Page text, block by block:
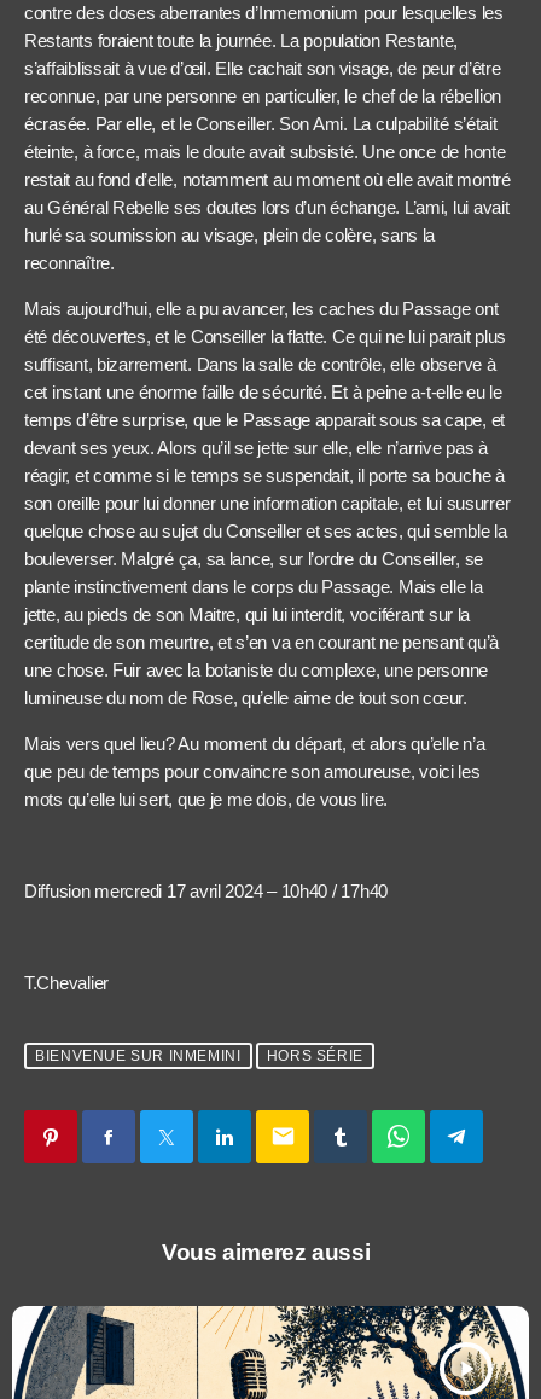
contre des doses aberrantes d’Inmemonium pour lesquelles les
Restants foraient toute la journée. La population Restante,
s’affaiblissait à vue d’œil. Elle cachait son visage, de peur d’être
reconnue, par une personne en particulier, le chef de la rébellion
écrasée. Par elle, et le Conseiller. Son Ami. La culpabilité s’était
éteinte, à force, mais le doute avait subsisté. Une once de honte
restait au fond d’elle, notamment au moment où elle avait montré
au Général Rebelle ses doutes lors d’un échange. L’ami, lui avait
hurlé sa soumission au visage, plein de colère, sans la
reconnaître.
Mais aujourd’hui, elle a pu avancer, les caches du Passage ont
été découvertes, et le Conseiller la flatte. Ce qui ne lui parait plus
suffisant, bizarrement. Dans la salle de contrôle, elle observe à
cet instant une énorme faille de sécurité. Et à peine a-t-elle eu le
temps d’être surprise, que le Passage apparait sous sa cape, et
devant ses yeux. Alors qu’il se jette sur elle, elle n’arrive pas à
réagir, et comme si le temps se suspendait, il porte sa bouche à
son oreille pour lui donner une information capitale, et lui susurrer
quelque chose au sujet du Conseiller et ses actes, qui semble la
bouleverser. Malgré ça, sa lance, sur l’ordre du Conseiller, se
plante instinctivement dans le corps du Passage. Mais elle la
jette, au pieds de son Maitre, qui lui interdit, vociférant sur la
certitude de son meurtre, et s’en va en courant ne pensant qu’à
une chose. Fuir avec la botaniste du complexe, une personne
lumineuse du nom de Rose, qu’elle aime de tout son cœur.
Mais vers quel lieu? Au moment du départ, et alors qu’elle n’a
que peu de temps pour convaincre son amoureuse, voici les
mots qu’elle lui sert, que je me dois, de vous lire.
Diffusion mercredi 17 avril 2024 – 10h40 / 17h40
T.Chevalier
BIENVENUE SUR INMEMINI HORS SÉRIE
email
Vous aimerez aussi
play_arrow